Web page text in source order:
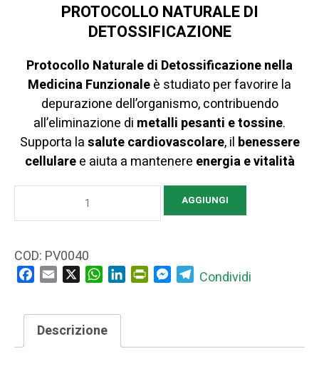
PROTOCOLLO NATURALE DI
DETOSSIFICAZIONE
Protocollo Naturale di Detossificazione nella
Medicina Funzionaleè studiato per favorire la
depurazione dell’organismo, contribuendo
all’eliminazione di metalli pesanti e tossine.
Supporta lasalute cardiovascolare, il benessere
cellularee aiuta a mantenere energia e vitalità
PROTOCOLLO
DETOSSIFICAZIONE
(TERAPIA
quantità
AGGIUNGI
COD: PV0040
Facebook
Email WhatsApp
LinkedInPrintFriendly
Messenger
Telegram
Condividi
Descrizione